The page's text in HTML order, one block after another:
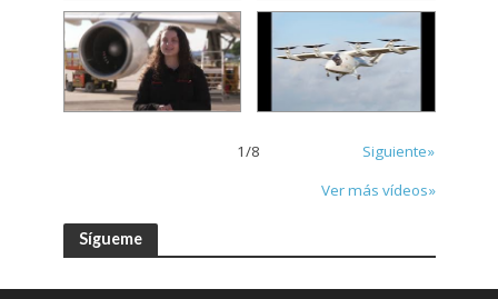
1/8
Siguiente»
Ver más vídeos»
Sígueme